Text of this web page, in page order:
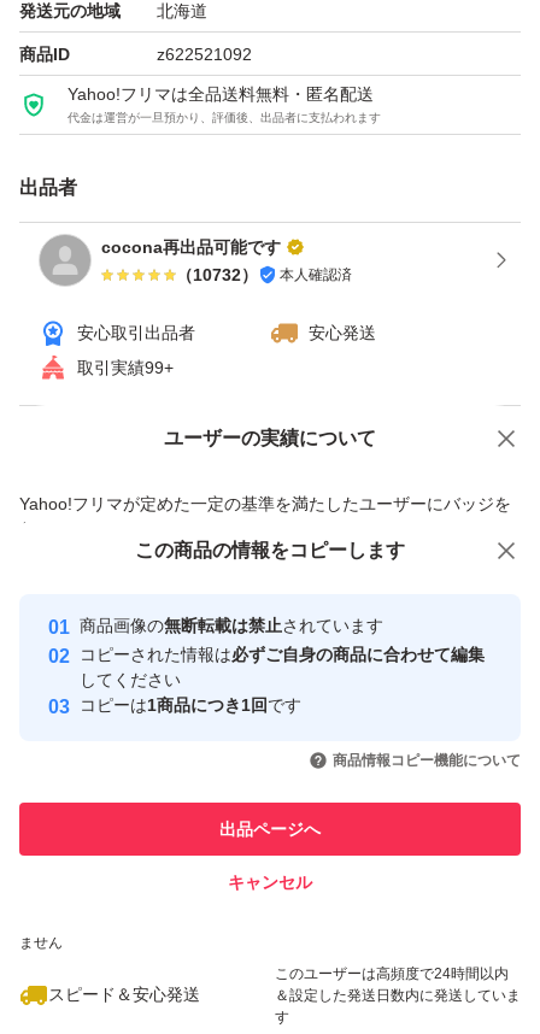
#オールインワン化粧品
#オールインワンジェル
#オールインワン
#オールインワンゲル
#オールインワン美容液
発送元の地域 北海道
商品ID z622521092
Yahoo!フリマは全品送料無料・匿名配送
代金は運営が一旦預かり、評価後、出品者に支払われます
出品者
cocona再出品可能です
（10732） 本人確認済
安心取引出品者
安心発送
取引実績99+
ユーザーの実績について
Yahoo!フリマが定めた一定の基準を満たしたユーザーにバッジを
付与しています
安心取引出品者
心・安全なユーザーです
取引実績
引を完了させた実績があります
での取引実績があります
ません
スピード＆安心発送
このユーザーは高頻度で24時間以内
＆設定した発送日数内に発送していま
す
価格の相談 商品への質問
この商品の情報をコピーします
商品画像の無断転載は禁止されています
コピーされた情報は必ずご自身の商品に合わせて編集
してください
コピーは1商品につき1回です
商品情報コピー機能について
出品ページへ
キャンセル
この商品をみている人にオススメ